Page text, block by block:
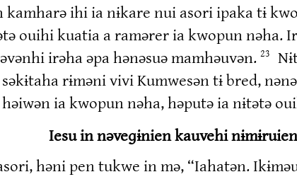
ihi ia nɨkare nui asori ipaka tɨ
ouihi kuatia a ramərer ia kwopun nəha.
irəha əpa hənəsuə mamhəuvən. 23
rɨməni vivi Kumwesən tɨ bred,
ia kwopun nəha, həputə ia nɨtətə
Iesu in nəveɡɨnien kauvehi
həni pen tukwe in mə, “Iahatən.